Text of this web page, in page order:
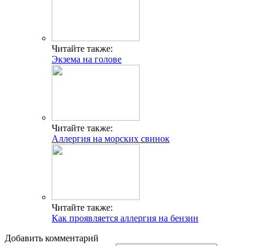
Читайте также:
Экзема на голове
Читайте также:
Аллергия на морских свинок
Читайте также:
Как проявляется аллергия на бензин
Добавить комментарий